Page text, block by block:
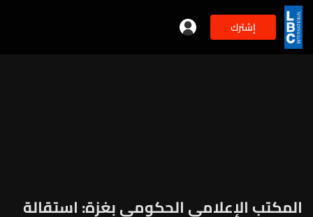
إشترك
المكتب الإعلامي الحكومي بغزة: استقالة